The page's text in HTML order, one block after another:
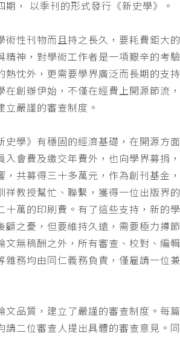
期， 以季刊的形式發行《新史學》。
術性刊物而且持之長久，要耗費鉅大
精神，對學術工作者是一項艱辛的考
熱忱外，更需要學界廣泛而長期的支
在創辦伊始，不僅在經費上開源節流
立嚴謹的審查制度。
史學》有穩固的經濟基礎，在開源方
入會費及繳交年費外，也向學界募捐
，共募得三十多萬元，作為創刊基金
祥教授幫忙、聯繫，獲得一位出版界
十萬的印刷費。有了這些支持，新的
顧之憂，但要維持久遠，需要極力撙
文無稿酬之外，所有審查、校對、編
雜務均由同仁義務負責，僅雇請一位
文品質，建立了嚴謹的審查制度。每
請二位審查人提出具體的審查意見。